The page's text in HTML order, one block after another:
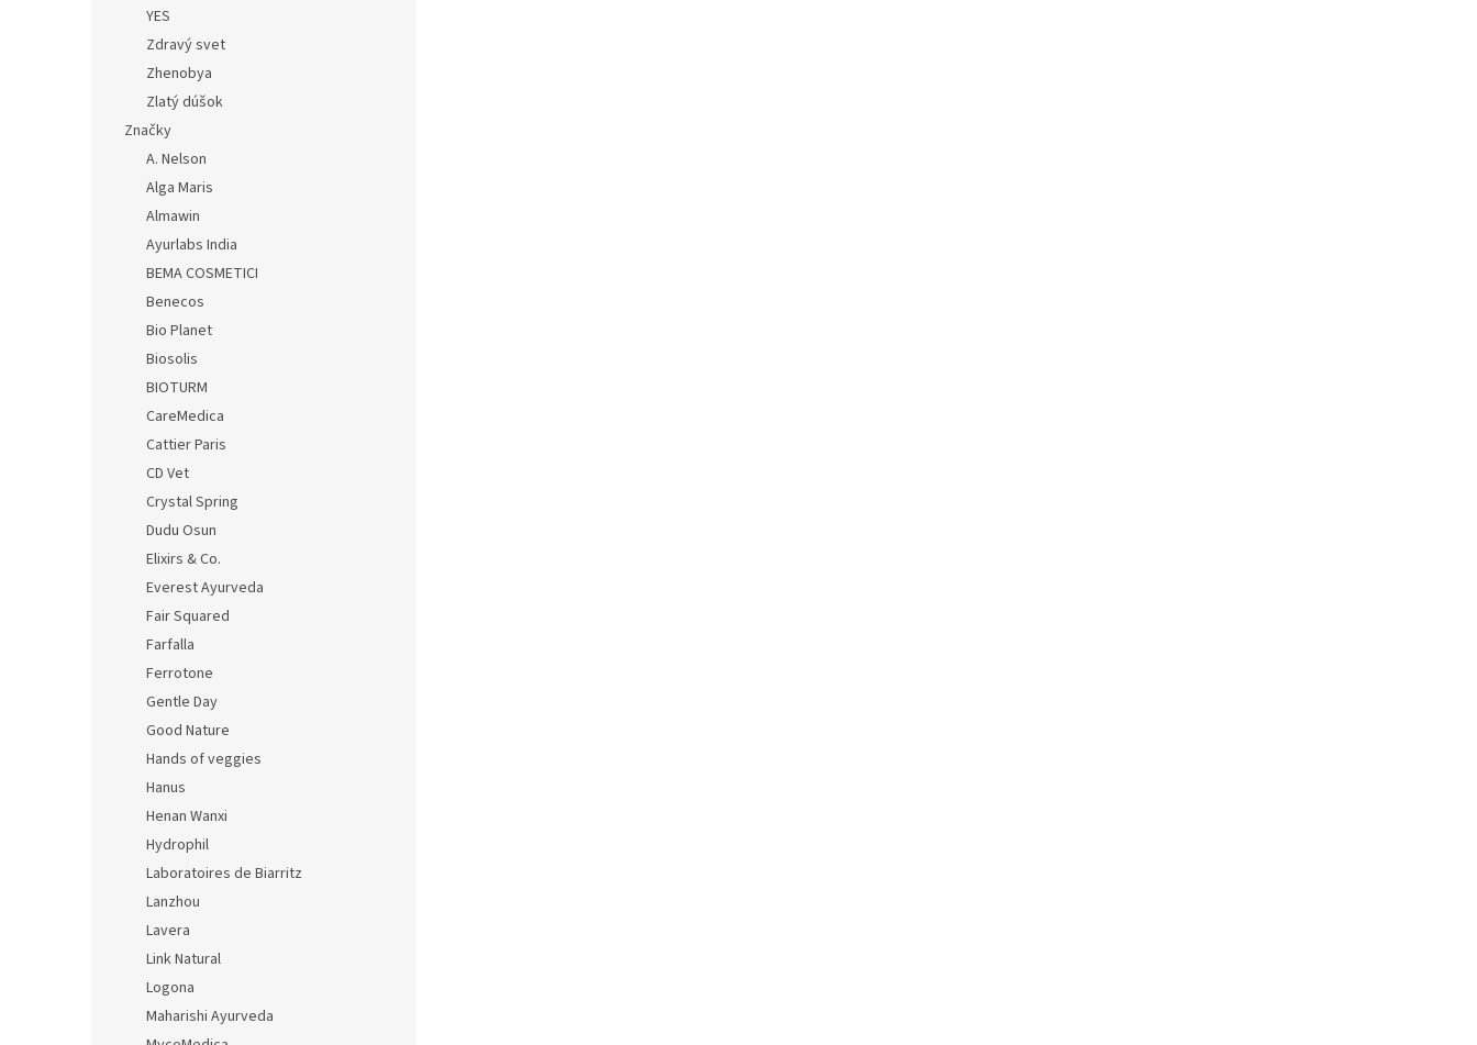
YES
Zdravý svet
Zhenobya
Zlatý dúšok
Značky
A. Nelson
Alga Maris
Almawin
Ayurlabs India
BEMA COSMETICI
Benecos
Bio Planet
Biosolis
BIOTURM
CareMedica
Cattier Paris
CD Vet
Crystal Spring
Dudu Osun
Elixirs & Co.
Everest Ayurveda
Fair Squared
Farfalla
Ferrotone
Gentle Day
Good Nature
Hands of veggies
Hanus
Henan Wanxi
Hydrophil
Laboratoires de Biarritz
Lanzhou
Lavera
Link Natural
Logona
Maharishi Ayurveda